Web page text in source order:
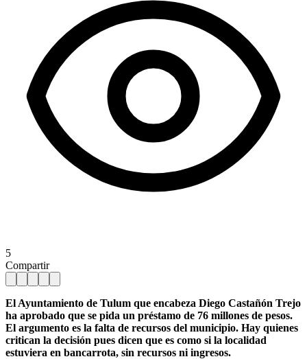
5
Compartir
El Ayuntamiento de Tulum que encabeza Diego Castañón Trejo
ha aprobado que se pida un préstamo de 76 millones de pesos.
El argumento es la falta de recursos del municipio. Hay quienes
critican la decisión pues dicen que es como si la localidad
estuviera en bancarrota, sin recursos ni ingresos.